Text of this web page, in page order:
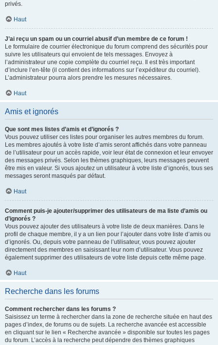
privés.
Haut
J’ai reçu un spam ou un courriel abusif d’un membre de ce forum !
Le formulaire de courrier électronique du forum comprend des sécurités pour
suivre les utilisateurs qui envoient de tels messages. Envoyez à
l’administrateur une copie complète du courriel reçu. Il est très important
d’inclure l’en-tête (il contient des informations sur l’expéditeur du courriel).
L’administrateur pourra alors prendre les mesures nécessaires.
Haut
Amis et ignorés
Que sont mes listes d’amis et d’ignorés ?
Vous pouvez utiliser ces listes pour organiser les autres membres du forum.
Les membres ajoutés à votre liste d’amis seront affichés dans votre panneau
de l’utilisateur pour un accès rapide, voir leur état de connexion et leur envoyer
des messages privés. Selon les thèmes graphiques, leurs messages peuvent
être mis en valeur. Si vous ajoutez un utilisateur à votre liste d’ignorés, tous ses
messages seront masqués par défaut.
Haut
Comment puis-je ajouter/supprimer des utilisateurs de ma liste d’amis ou
d’ignorés ?
Vous pouvez ajouter des utilisateurs à votre liste de deux manières. Dans le
profil de chaque membre, il y a un lien pour l’ajouter dans votre liste d’amis ou
d’ignorés. Ou, depuis votre panneau de l’utilisateur, vous pouvez ajouter
directement des membres en saisissant leur nom d’utilisateur. Vous pouvez
également supprimer des utilisateurs de votre liste depuis cette même page.
Haut
Recherche dans les forums
Comment rechercher dans les forums ?
Saisissez un terme à rechercher dans la zone de recherche située en haut des
pages d’index, de forums ou de sujets. La recherche avancée est accessible
en cliquant sur le lien « Recherche avancée » disponible sur toutes les pages
du forum. L’accès à la recherche peut dépendre des thèmes graphiques